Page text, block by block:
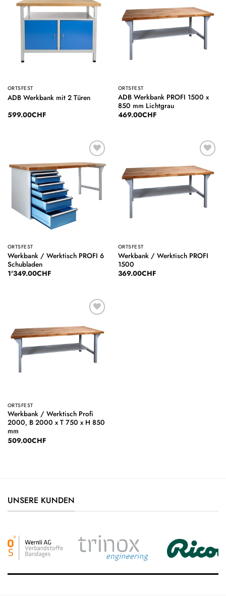
Auf die
Wunschliste
ORTSFEST
ADB Werkbank mit 2 Türen
599.00CHF
Wunschliste
ORTSFEST
ADB Werkbank PROFI 1500 x
850 mm Lichtgrau
469.00CHF
Auf die
Wunschliste
ORTSFEST
Werkbank / Werktisch PROFI 6
Schubladen
1'349.00CHF
Auf die
Wunschliste
ORTSFEST
Werkbank / Werktisch PROFI
1500
369.00CHF
Wunschliste
ORTSFEST
Werkbank / Werktisch Profi
2000, B 2000 x T 750 x H 850
mm
509.00CHF
UNSERE KUNDEN